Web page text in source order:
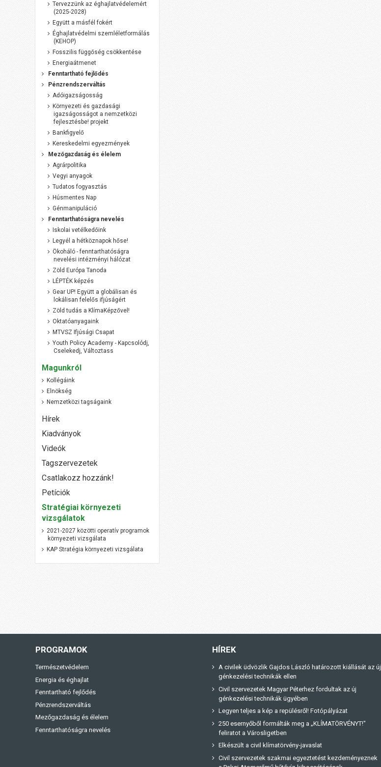
Tervezzünk az éghajlatvédelemért
(2025-2028)
Együtt a másfél fokért
Éghajlatvédelmi szemléletformálás
(KEHOP)
Fosszilis függőség csökkentése
Energiaátmenet
Fenntartható fejlődés
Pénzrendszerváltás
Adóigazságosság
Környezeti és gazdasági
igazságosságot a nemzetközi
fejlesztésbe! projekt
Bankfigyelő
Kereskedelmi egyezmények
Mezőgazdaság és élelem
Agrárpolitika
Vegyi anyagok
Tudatos fogyasztás
Húsmentes Nap
Génmanipuláció
Fenntarthatóságra nevelés
Iskolai vetélkedőink
Legyél a hétköznapok hőse!
Ökoháló - fenntarthatóságra
nevelési intézményi hálózat
Zöld Európa Tanoda
LÉPTÉK képzés
Gear UP! Együtt a globálisan és
lokálisan felelős ifjúságért
Zöld tudás a KlímaKépzővel!
Oktatóanyagaink
MTVSZ Ifjúsági Csapat
Youth Policy Academy - Kapcsolódj,
Cselekedj, Változtass
Magunkról
Kollégáink
Elnökség
Nemzetközi tagságaink
Hírek
Kiadványok
Videók
Tagszervezetek
Csatlakozz hozzánk!
Petíciók
Stratégiai környezeti
vizsgálatok
2021-2027 közötti operatív programok
környezeti vizsgálata
KAP Stratégia környezeti vizsgálata
PROGRAMOK
Természetvédelem
Energia és éghajlat
Fenntartható fejlődés
Pénzrendszerváltás
Mezőgazdaság és élelem
Fenntarthatóságra nevelés
HÍREK
A civilek üdvözlik Gajdos László határozott kiállását az új
génkezelési technikák ellen
Civil szervezetek Magyar Péterhez fordultak az új
génkezelési technikák ügyében
Legyen teljes a kép a repülésről! Fotópályázat
250 esernyőből formálták meg a „KLÍMATÖRVÉNYT!"
feliratot a Városligetben
Elkészült a civil klímatörvény-javaslat
Civil szervezetek szakmai egyeztetést kezdeményeznek